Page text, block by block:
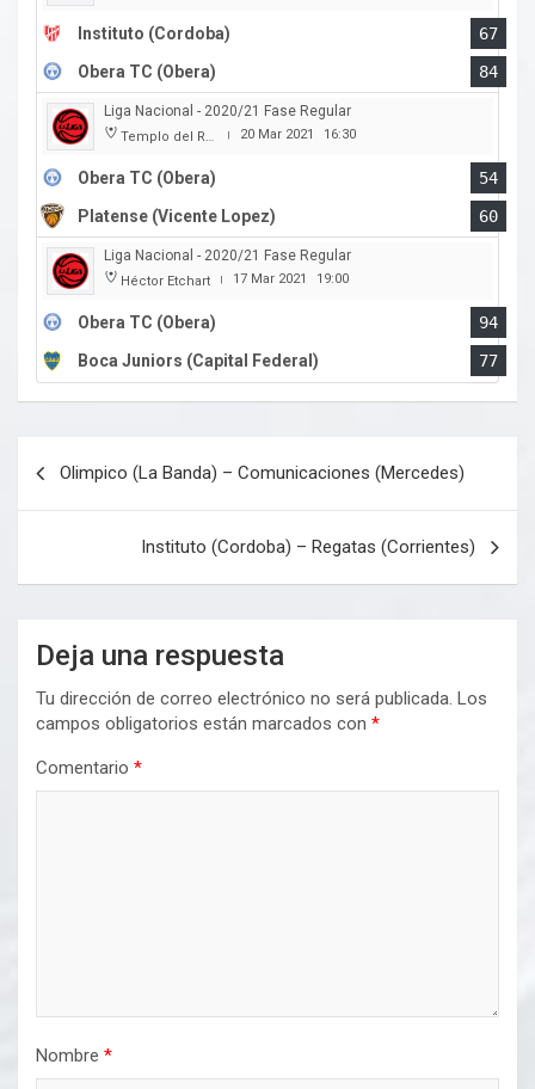
Instituto (Cordoba)
67
Obera TC (Obera)
84
Liga Nacional - 2020/21 Fase Regular
Templo del Rock | 20 Mar 2021 16:30
Obera TC (Obera)
54
Platense (Vicente Lopez)
60
Liga Nacional - 2020/21 Fase Regular
Héctor Etchart | 17 Mar 2021 19:00
Obera TC (Obera)
94
Boca Juniors (Capital Federal)
77
Olimpico (La Banda) – Comunicaciones (Mercedes)
Instituto (Cordoba) – Regatas (Corrientes)
Deja una respuesta
Tu dirección de correo electrónico no será publicada. Los
campos obligatorios están marcados con *
Comentario *
Nombre *